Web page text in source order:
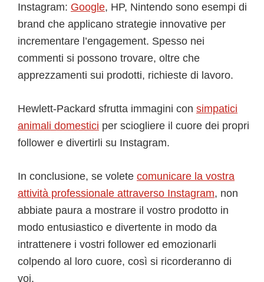
Instagram: Google, HP, Nintendo sono esempi di
brand che applicano strategie innovative per
incrementare l’engagement. Spesso nei
commenti si possono trovare, oltre che
apprezzamenti sui prodotti, richieste di lavoro.
Hewlett-Packard sfrutta immagini con simpatici
animali domestici per sciogliere il cuore dei propri
follower e divertirli su Instagram.
In conclusione, se volete comunicare la vostra
attività professionale attraverso Instagram, non
abbiate paura a mostrare il vostro prodotto in
modo entusiastico e divertente in modo da
intrattenere i vostri follower ed emozionarli
colpendo al loro cuore, così si ricorderanno di
voi.